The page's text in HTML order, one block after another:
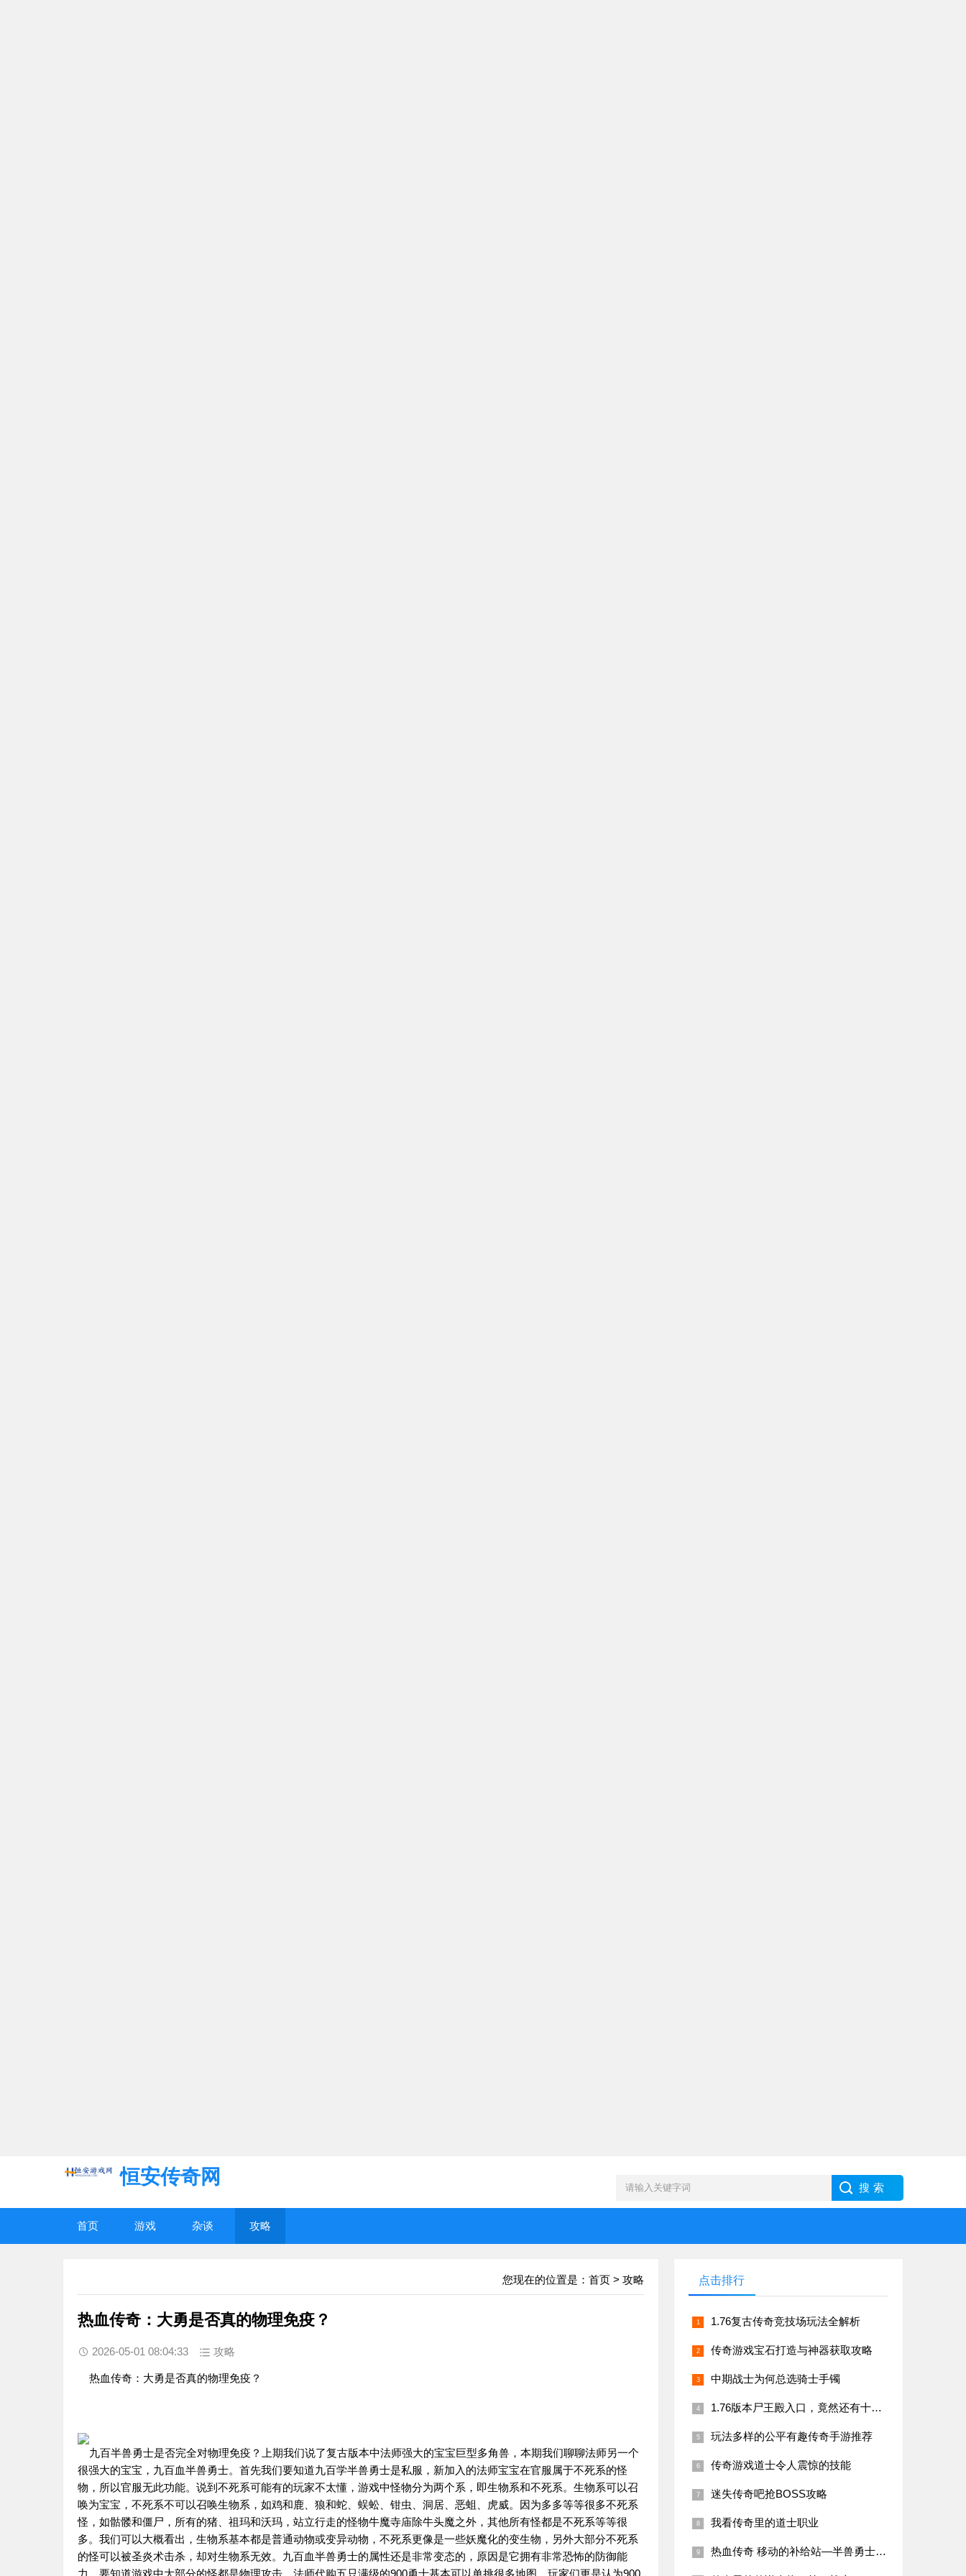
恒安传奇网
首页 游戏 杂谈 攻略
您现在的位置是： 首页 > 攻略
热血传奇：大勇是否真的物理免疫？
2026-05-01 08:04:33 攻略
热血传奇：大勇是否真的物理免疫？
九百半兽勇士是否完全对物理免疫？上期我们说了复古版本中法师强大的宝宝巨型多角兽，本期我们聊聊法师另一个
很强大的宝宝，九百血半兽勇士。首先我们要知道九百学半兽勇士是私服，新加入的法师宝宝在官服属于不死系的怪
物，所以官服无此功能。说到不死系可能有的玩家不太懂，游戏中怪物分为两个系，即生物系和不死系。生物系可以召
唤为宝宝，不死系不可以召唤生物系，如鸡和鹿、狼和蛇、蜈蚣、钳虫、洞居、恶蛆、虎威。因为多多等等很多不死系
怪，如骷髅和僵尸，所有的猪、祖玛和沃玛，站立行走的怪物牛魔寺庙除牛头魔之外，其他所有怪都是不死系等等很
多。我们可以大概看出，生物系基本都是普通动物或变异动物，不死系更像是一些妖魔化的变生物，另外大部分不死系
的怪可以被圣炎术击杀，却对生物系无效。九百血半兽勇士的属性还是非常变态的，原因是它拥有非常恐怖的防御能
力。要知道游戏中大部分的怪都是物理攻击，法师代购五只满级的900勇士基本可以单挑很多地图，玩家们更是认为900
点击排行
1.76复古传奇竞技场玩法全解析
传奇游戏宝石打造与神器获取攻略
中期战士为何总选骑士手镯
1.76版本尸王殿入口，竟然还有十多年老玩家不知道的
玩法多样的公平有趣传奇手游推荐
传奇游戏道士令人震惊的技能
迷失传奇吧抢BOSS攻略
我看传奇里的道士职业
热血传奇 移动的补给站—半兽勇士而（二）